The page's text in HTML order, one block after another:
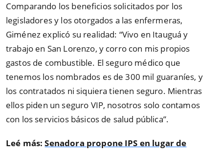
Comparando los beneficios solicitados por los
legisladores y los otorgados a las enfermeras,
Giménez explicó su realidad: “Vivo en Itauguá y
trabajo en San Lorenzo, y corro con mis propios
gastos de combustible. El seguro médico que
tenemos los nombrados es de 300 mil guaraníes, y
los contratados ni siquiera tienen seguro. Mientras
ellos piden un seguro VIP, nosotros solo contamos
con los servicios básicos de salud pública”.
Leé más:Senadora propone IPS en lugar de